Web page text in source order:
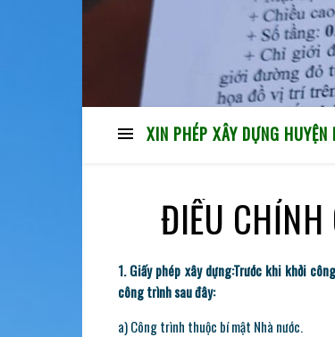
XIN PHÉP XÂY DỰNG HUYỆN
ĐIỀU CHỈNH
1. Giấy phép xây dựng:Trước khi khởi
công trình sau đây:
a) Công trình thuộc bí mật Nhà nước.